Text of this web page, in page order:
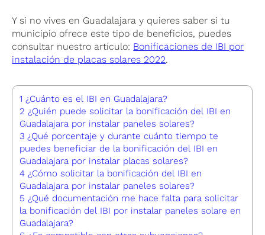
Y si no vives en Guadalajara y quieres saber si tu
municipio ofrece este tipo de beneficios, puedes
consultar nuestro artículo: Bonificaciones de IBI por
instalación de placas solares 2022.
1 ¿Cuánto es el IBI en Guadalajara?
2 ¿Quién puede solicitar la bonificación del IBI en
Guadalajara por instalar paneles solares?
3 ¿Qué porcentaje y durante cuánto tiempo te
puedes beneficiar de la bonificación del IBI en
Guadalajara por instalar placas solares?
4 ¿Cómo solicitar la bonificación del IBI en
Guadalajara por instalar paneles solares?
5 ¿Qué documentación me hace falta para solicitar
la bonificación del IBI por instalar paneles solare en
Guadalajara?